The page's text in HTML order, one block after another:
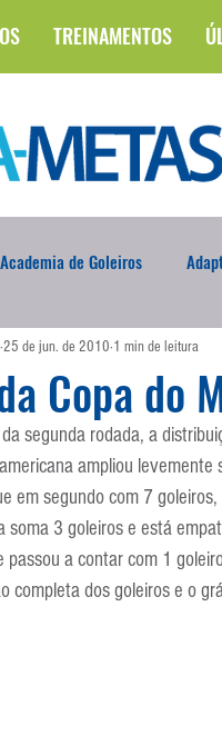
TREINAMENTOS
Academia de Goleiros
da Semana Brasileirão
Mundo Curso
Escola Alemã
Copa do
25 de jun. de 2010 1 min de leitura
segunda rodada, a
ampliou
em segundo com 7
soma 3 goleiros e está
passou a contar com 1
completa dos goleiros e o